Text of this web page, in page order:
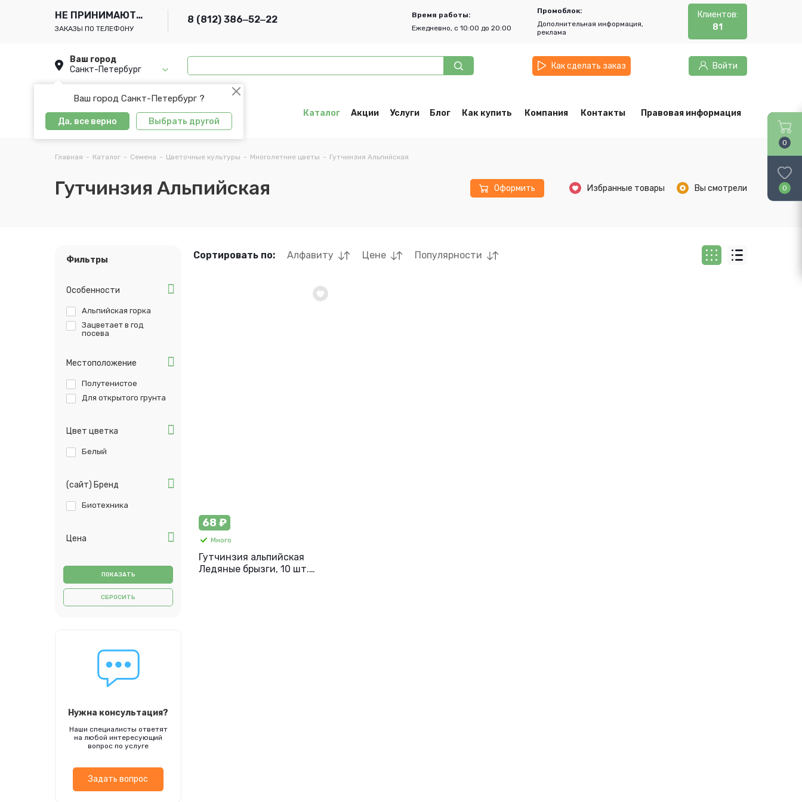
НЕ ПРИНИМАЮТСЯ
ЗАКАЗЫ ПО ТЕЛЕФОНУ
8 (812) 386‒52‒22
Время работы:
Ежедневно, с 10:00 до 20:00
Промоблок:
Дополнительная информация,
реклама
Клиентов:
81
Ваш город
Санкт-Петербург
Ваш город Санкт-Петербург ?
Да, все верно Выбрать другой
Как сделать заказ Войти
Каталог Акции Услуги Блог Как купить Компания Контакты Правовая информация
Главная - Каталог - Семена - Цветочные культуры - Многолетние цветы - Гутчинзия Альпийская
Гутчинзия Альпийская Оформить Избранные товары Вы смотрели
Фильтры
Особенности
Альпийская горка
Зацветает в год
посева
Местоположение
Полутенистое
Для открытого грунта
Цвет цветка
Белый
(сайт) Бренд
Биотехника
Цена
СБРОСИТЬ
Нужна консультация?
Наши специалисты ответят
на любой интересующий
вопрос по услуге
Задать вопрос
Сортировать по: Алфавиту Цене Популярности
68 ₽
Много
Гутчинзия альпийская
Ледяные брызги, 10 шт.
0
0